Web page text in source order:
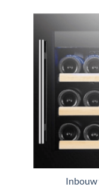
Inbouw